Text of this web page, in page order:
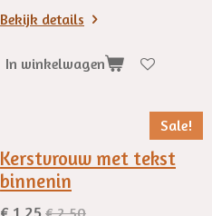
Bekijk details
In winkelwagen
Sale!
Kerstvrouw met tekst
binnenin
€ 1,25 € 2,50